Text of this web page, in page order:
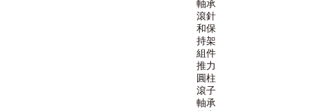
軸承
滾針
和保
持架
組件
推力
圓柱
滾子
軸承